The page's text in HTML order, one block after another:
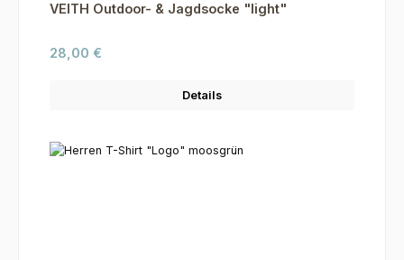
VEITH Outdoor- & Jagdsocke "light"
Regulärer Preis:
28,00 €
Details